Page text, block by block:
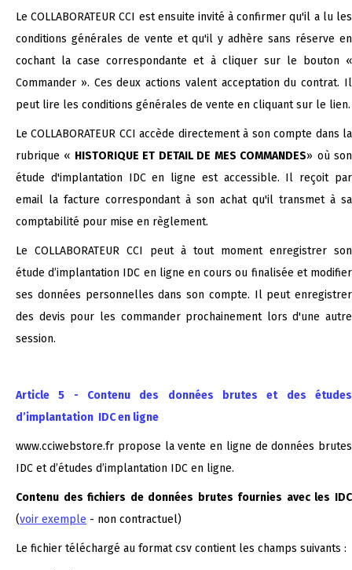
Le COLLABORATEUR CCI est ensuite invité à confirmer qu'il a lu les
conditions générales de vente et qu'il y adhère sans réserve en
cochant la case correspondante et à cliquer sur le bouton «
Commander ». Ces deux actions valent acceptation du contrat. Il
peut lire les conditions générales de vente en cliquant sur le lien.
Le COLLABORATEUR CCI accède directement à son compte dans la
rubrique « HISTORIQUE ET DETAIL DE MES COMMANDES» où son
étude d'implantation IDC en ligne est accessible. Il reçoit par
email la facture correspondant à son achat qu'il transmet à sa
comptabilité pour mise en règlement.
Le COLLABORATEUR CCI peut à tout moment enregistrer son
étude d’implantation IDC en ligne en cours ou finalisée et modifier
ses données personnelles dans son compte. Il peut enregistrer
des devis pour les commander prochainement lors d'une autre
session.
Article 5 - Contenu des données brutes et des études
d’implantation IDC en ligne
www.cciwebstore.fr propose la vente en ligne de données brutes
IDC et d’études d’implantation IDC en ligne.
Contenu des fichiers de données brutes fournies avec les IDC
(voir exemple - non contractuel)
Le fichier téléchargé au format csv contient les champs suivants :